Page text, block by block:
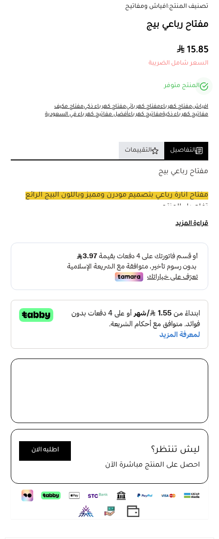
تصنيف المنتج:افياش ومفاتيح
مفتاح رباعي بيج
15.85
السعر شامل الضريبة
المنتج متوفر
افياشمفتاح كهرباءمفتاح كهربائيمفتاح كهرباء ذكيمفتاح مكيف
مفاتيح كهرباء ذكيةمفاتيح كهرباءأفضل مفاتيح كهرباء في السعودية
التفاصيل التقييمات
مفتاح رباعي بيج
مفتاح انارة رباعي بتصميم مودرن ومميز وباللون البيج الرائع
تفاصيل المنتج :
الابعاد : العرض 7 سم × الطول 7 سم
التيار : 10 امبير
درجة الحماية : IP20
الماركة : بيرق BYRG
الضمان : 30 سنة ضمان " غير شامل سوء الاستخدام "
الشهادة : ISO 9001
مادة التصنيع : مصنوع خارجيا من البلاستيك وداخليا من الحديد
والنحاس
يعتبر مفتاح الاضاءة رباعي من ماركة يبرق خيارا ممتازا لتشغيل
الاضاءة بسهولة وسلاسة. يتميز هذا المفتاح بقدرة التيار
الكهربائي التي تصل إلى 10 امبير والتي تسمح بتشغيل العديد
طويلة.يتوفر بشكل رائع وانيق ولون مميز مما يجعل منه إضافة
انيقة على اي ديكور يتم وضعه عليه.
غير شاملة سوء الاستخدام سهل التركيب والاستخدام مصمم
على الطراز الاوروبي وبدقة عالية .
مفتاح اضاءة رباعي باللون البيج مصنوع من اجود انواع
البلاستيك والحديد والنحاس لضمان ميزات مقاومة التاكل
قراءة المزيد
ليش تنتظر؟
احصل على المنتج مباشرة الآن
اطلبه الان